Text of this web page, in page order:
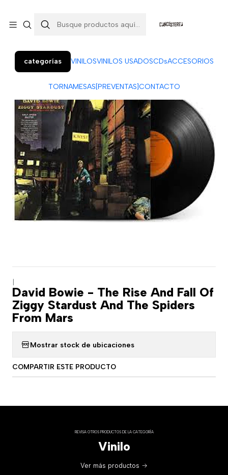
categorías VINILOSVINILOS USADOSCDsACCESORIOS
TORNAMESAS[PREVENTAS]CONTACTO
David Bowie - The Rise And Fall Of
Ziggy Stardust And The Spiders
From Mars
Mostrar stock de ubicaciones
COMPARTIR ESTE PRODUCTO
REVISA OTROS PRODUCTOS DE LA CATEGORÍA
Vinilo
Ver más productos